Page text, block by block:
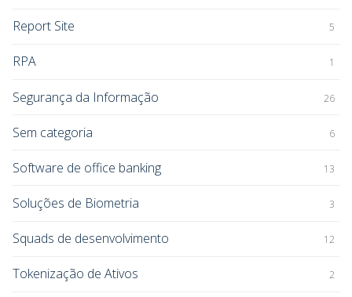
Report Site 5
RPA 1
Segurança da Informação 26
Sem categoria 6
Software de office banking 13
Soluções de Biometria 3
Squads de desenvolvimento 12
Tokenização de Ativos 2